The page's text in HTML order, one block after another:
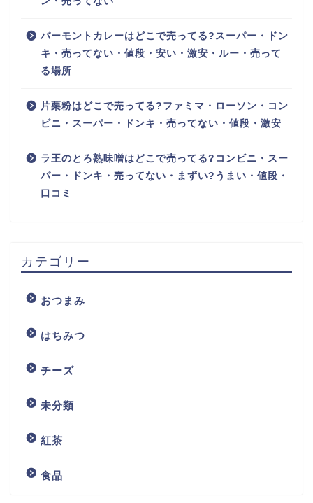
バーモントカレーはどこで売ってる?スーパー・ドン
キ・売ってない・値段・安い・激安・ルー・売って
る場所
片栗粉はどこで売ってる?ファミマ・ローソン・コン
ビニ・スーパー・ドンキ・売ってない・値段・激安
ラ王のとろ熟味噌はどこで売ってる?コンビニ・スー
パー・ドンキ・売ってない・まずい?うまい・値段・
口コミ
カテゴリー
おつまみ
はちみつ
チーズ
未分類
紅茶
食品